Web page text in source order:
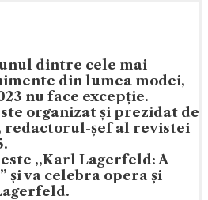
dintre cele mai
din lumea modei,
nu face excepție.
organizat și prezidat de
redactorul-șef al revistei
,,Karl Lagerfeld: A
și va celebra opera și